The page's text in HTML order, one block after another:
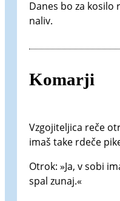
Danes bo za kosilo
naliv.
Komarji
Vzgojiteljica reče
imaš take rdeče
Otrok: »Ja, v sobi
spal zunaj.«